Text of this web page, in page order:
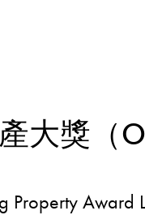
大獎（
Award